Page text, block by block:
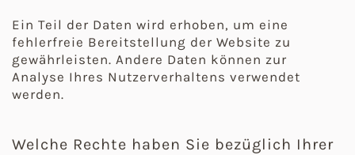
Ein Teil der Daten wird erhoben, um eine
fehlerfreie Bereitstellung der Website zu
gewährleisten. Andere Daten können zur
Analyse Ihres Nutzerverhaltens verwendet
werden.
Welche Rechte haben Sie bezüglich Ihrer